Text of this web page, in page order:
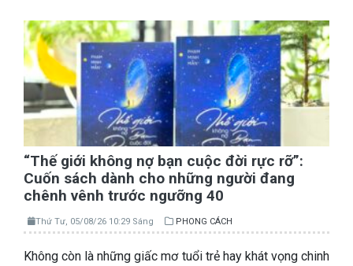
“Thế giới không nợ bạn cuộc đời rực rỡ”:
Cuốn sách dành cho những người đang
chênh vênh trước ngưỡng 40
Thứ Tư, 05/08/26 10:29 Sáng PHONG CÁCH
Không còn là những giấc mơ tuổi trẻ hay khát vọng chinh